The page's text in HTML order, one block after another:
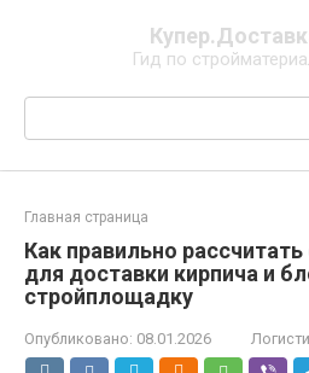
Гид по
Поиск:
Главная страница
Как правильно
для доставки кирпича и
стройплощадку
Опубликовано: 08.01.2026